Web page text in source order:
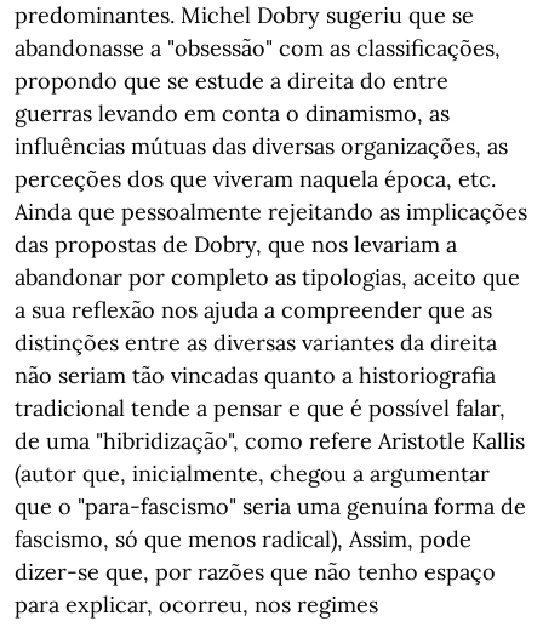
predominantes. Michel Dobry sugeriu que se
abandonasse a "obsessão" com as classificações,
propondo que se estude a direita do entre
guerras levando em conta o dinamismo, as
influências mútuas das diversas organizações, as
perceções dos que viveram naquela época, etc.
Ainda que pessoalmente rejeitando as implicações
das propostas de Dobry, que nos levariam a
abandonar por completo as tipologias, aceito que
a sua reflexão nos ajuda a compreender que as
distinções entre as diversas variantes da direita
não seriam tão vincadas quanto a historiografia
tradicional tende a pensar e que é possível falar,
de uma "hibridização", como refere Aristotle Kallis
(autor que, inicialmente, chegou a argumentar
que o "para-fascismo" seria uma genuína forma de
fascismo, só que menos radical), Assim, pode
dizer-se que, por razões que não tenho espaço
para explicar, ocorreu, nos regimes